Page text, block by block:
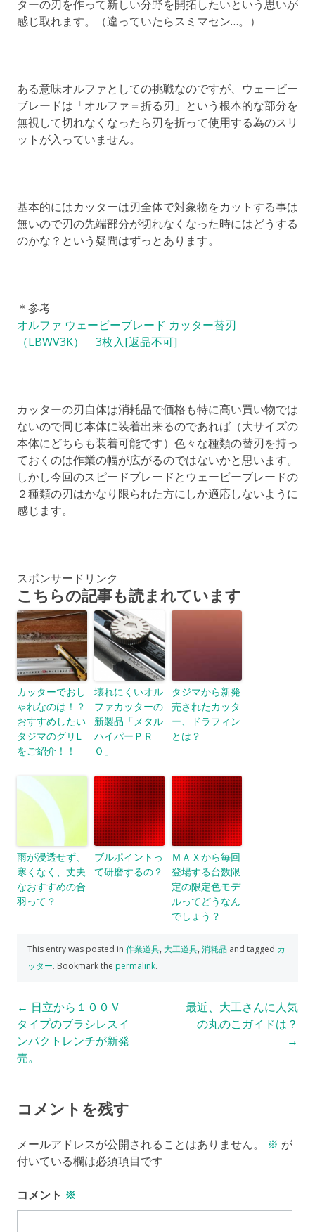
ターの刃を作って新しい分野を開拓したいという思いが
感じ取れます。（違っていたらスミマセン…。）
ある意味オルファとしての挑戦なのですが、ウェービー
ブレードは「オルファ＝折る刃」という根本的な部分を
無視して切れなくなったら刃を折って使用する為のスリ
ットが入っていません。
基本的にはカッターは刃全体で対象物をカットする事は
無いので刃の先端部分が切れなくなった時にはどうする
のかな？という疑問はずっとあります。
＊参考
オルファ ウェービーブレード カッター替刃
（LBWV3K） 3枚入[返品不可]
カッターの刃自体は消耗品で価格も特に高い買い物では
ないので同じ本体に装着出来るのであれば（大サイズの
本体にどちらも装着可能です）色々な種類の替刃を持っ
ておくのは作業の幅が広がるのではないかと思います。
しかし今回のスピードブレードとウェービーブレードの
２種類の刃はかなり限られた方にしか適応しないように
感じます。
スポンサードリンク
こちらの記事も読まれています
カッターでおし
ゃれなのは！？
おすすめしたい
タジマのグリL
をご紹介！！
壊れにくいオル
ファカッターの
新製品「メタル
ハイパーＰＲ
Ｏ」
タジマから新発
売されたカッタ
ー、ドラフィン
とは？
雨が浸透せず、
寒くなく、丈夫
なおすすめの合
羽って？
ブルポイントっ
て研磨するの？
ＭＡＸから毎回
登場する台数限
定の限定色モデ
ルってどうなん
でしょう？
This entry was posted in 作業道具, 大工道具, 消耗品 and tagged カ
ッター. Bookmark the permalink.
Post
navigation
← 日立から１００Ｖ
タイプのブラシレスイ
ンパクトレンチが新発
売。
最近、大工さんに人気
の丸のこガイドは？
→
コメントを残す
メールアドレスが公開されることはありません。 ※ が
付いている欄は必須項目です
コメント ※